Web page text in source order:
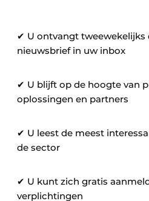
✔ U ontvangt tweewekelijks
nieuwsbrief in uw inbox
✔ U blijft op de hoogte van
oplossingen en partners
✔ U leest de meest
de sector
✔ U kunt zich gratis
verplichtingen